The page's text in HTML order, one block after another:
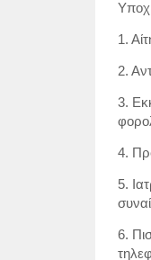
1.
2.
3.
4.
5.
6.